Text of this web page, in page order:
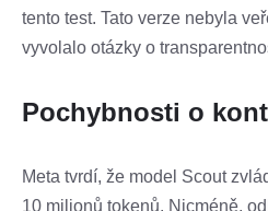
tento test. Tato verze nebyla
vyvolalo otázky o
Pochybnosti o
Meta tvrdí, že model Scout
10 milionů tokenů. Nicméně,